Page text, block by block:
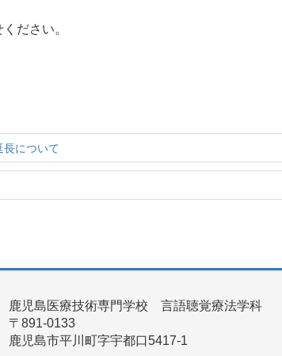
ださい。
について
鹿児島医療技術専門学校 言語聴覚療法学科
〒891-0133
鹿児島市平川町字宇都口5417-1